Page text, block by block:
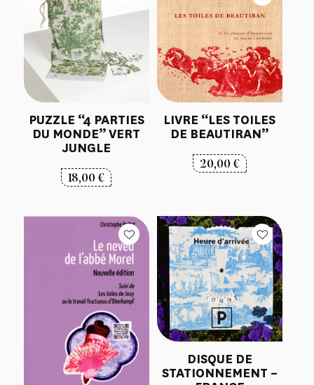
PUZZLE “4 PARTIES
DU MONDE” VERT
JUNGLE
18,00€
LIVRE “LES TOILES
DE BEAUTIRAN”
20,00€
DISQUE DE
STATIONNEMENT –